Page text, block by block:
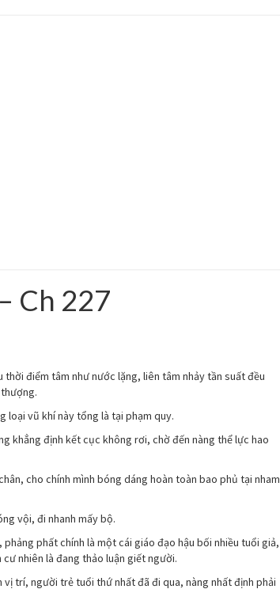
Ch 227
điểm tâm như nước lặng, liên tâm nhảy tần suất đều
loại vũ khí này tổng là tại phạm quy.
khẳng định kết cục không rơi, chờ đến nàng thể lực hao
cho chính mình bóng dáng hoàn toàn bao phủ tại nham
vội, đi nhanh mấy bộ.
phất chính là một cái giáo đạo hậu bối nhiều tuổi giả,
nhiên là đang thảo luận giết người.
trí, người trẻ tuổi thứ nhất đã đi qua, nàng nhất định phải